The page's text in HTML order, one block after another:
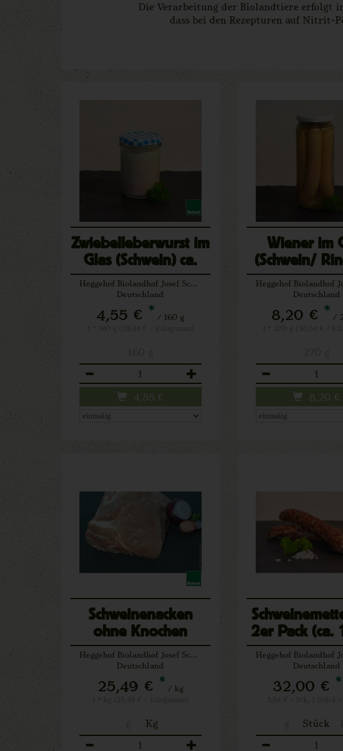
Die Verarbeitung der Biolandtiere erfolgt
dass bei den Rezepturen auf Nitrit-
Zwiebelleberwurst im
Glas (Schwein) ca.
160 g
Heggehof Biolandhof Josef Schäfers Lichtenau
Deutschland
4,55 € * / 160 g
4,55 €
Wiener im
(Schwein/
270 g
Deutschland
8,20 € * /
8,20 €
Schweinenacken
ohne Knochen
Heggehof Biolandhof Josef Schäfers Lichtenau
Deutschland
25,49 € * / kg
Kg
2er Pack (ca.
Deutschland
32,00 € *
Stück